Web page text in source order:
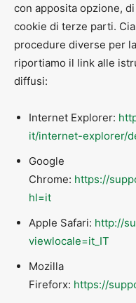
con apposita opzione,
cookie di terze parti.
procedure diverse per
riportiamo il link alle
diffusi:
Internet Explorer:
it/internet-explorer/
Google
Chrome: https://
hl=it
Apple Safari: http://
viewlocale=it_IT
Mozilla
Fireforx: https://